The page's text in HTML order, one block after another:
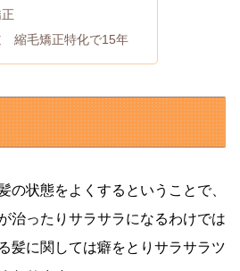
縮毛矯正特化で15年
の状態をよくするということで、
治ったりサラサラになるわけでは
に関しては癖をとりサラサラツ